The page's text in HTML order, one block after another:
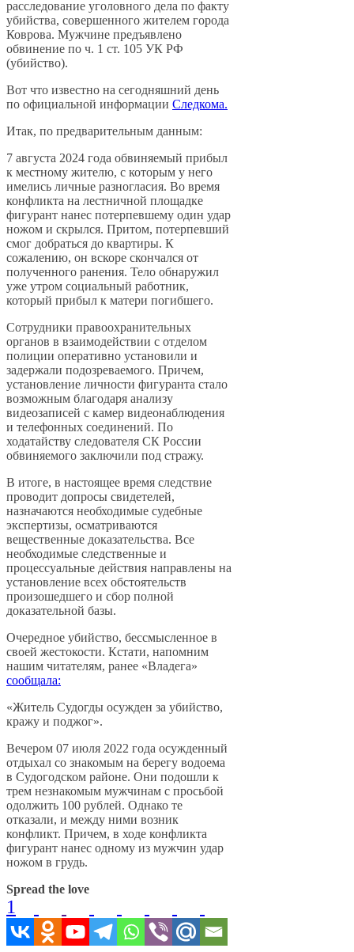
расследование уголовного дела по факту
убийства, совершенного жителем города
Коврова. Мужчине предъявлено
обвинение по ч. 1 ст. 105 УК РФ
(убийство).
Вот что известно на сегодняшний день
по официальной информации Следкома.
Итак, по предварительным данным:
7 августа 2024 года обвиняемый прибыл
к местному жителю, с которым у него
имелись личные разногласия. Во время
конфликта на лестничной площадке
фигурант нанес потерпевшему один удар
ножом и скрылся. Притом, потерпевший
смог добраться до квартиры. К
сожалению, он вскоре скончался от
полученного ранения. Тело обнаружил
уже утром социальный работник,
который прибыл к матери погибшего.
Сотрудники правоохранительных
органов в взаимодействии с отделом
полиции оперативно установили и
задержали подозреваемого. Причем,
установление личности фигуранта стало
возможным благодаря анализу
видеозаписей с камер видеонаблюдения
и телефонных соединений. По
ходатайству следователя СК России
обвиняемого заключили под стражу.
В итоге, в настоящее время следствие
проводит допросы свидетелей,
назначаются необходимые судебные
экспертизы, осматриваются
вещественные доказательства. Все
необходимые следственные и
процессуальные действия направлены на
установление всех обстоятельств
произошедшего и сбор полной
доказательной базы.
Очередное убийство, бессмысленное в
своей жестокости. Кстати, напомним
нашим читателям, ранее «Владега»
сообщала:
«Житель Судогды осужден за убийство,
кражу и поджог».
Вечером 07 июля 2022 года осужденный
отдыхал со знакомым на берегу водоема
в Судогодском районе. Они подошли к
трем незнакомым мужчинам с просьбой
одолжить 100 рублей. Однако те
отказали, и между ними возник
конфликт. Причем, в ходе конфликта
фигурант нанес одному из мужчин удар
ножом в грудь.
Spread the love
1